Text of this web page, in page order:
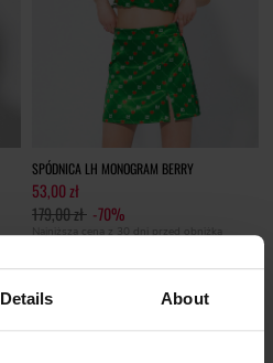
Details About
SPÓDNICA LH MONOGRAM BERRY
53,00 zł
179,00 zł -70%
Najniższa cena z 30 dni przed obniżką